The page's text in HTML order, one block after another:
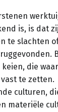
is, is dat
te slachten
die
te zetten.
culturen,
materiële